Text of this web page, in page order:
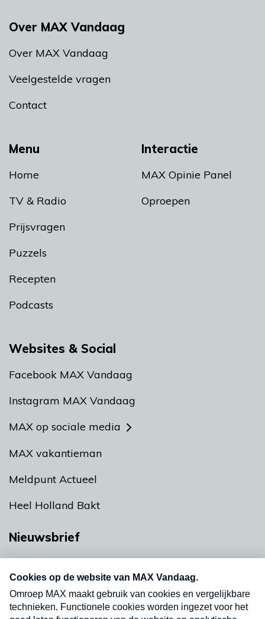
Menu
Home
TV & Radio
Prijsvragen
Puzzels
Recepten
Podcasts
Interactie
MAX Opinie Panel
Oproepen
Over MAX Vandaag
Over MAX Vandaag
Veelgestelde vragen
Contact
Websites & Social
Facebook MAX Vandaag
Instagram MAX Vandaag
MAX op sociale media
MAX vakantieman
Meldpunt Actueel
Heel Holland Bakt
Nieuwsbrief
nieuwsbrief. Elke vrijdag- en dinsdagochtend in
uw mailbox.